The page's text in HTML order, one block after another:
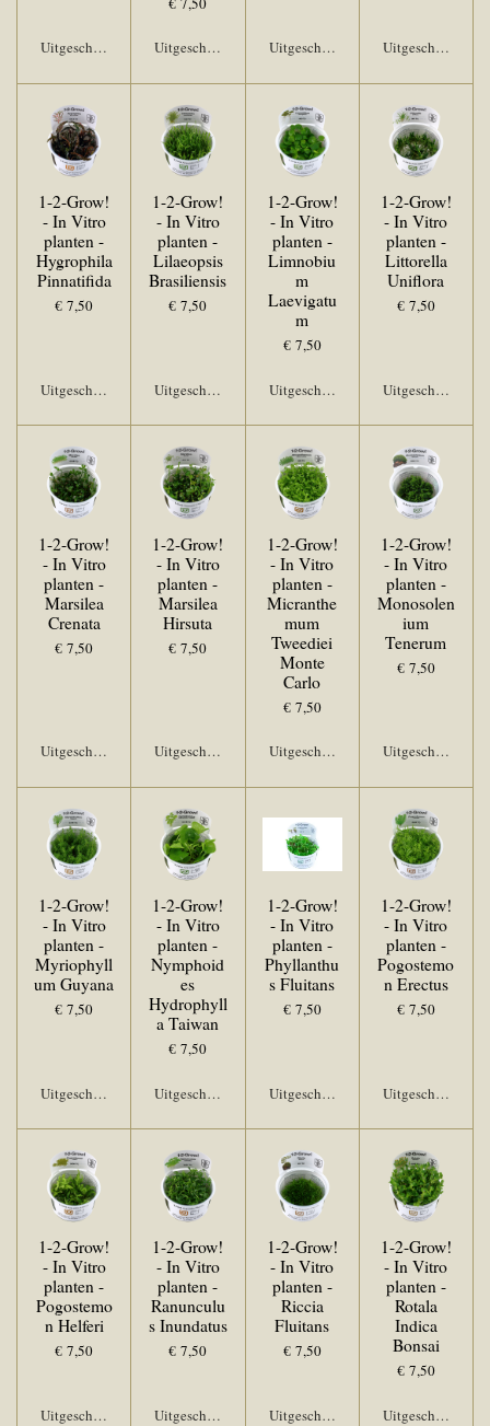
Uitgeschakeld Uitgeschakeld Uitgeschakeld Uitgeschakeld
1-2-Grow!
- In Vitro
planten -
Hygrophila
Pinnatifida
€ 7,50
Uitgeschakeld
1-2-Grow!
- In Vitro
planten -
Lilaeopsis
Brasiliensis
€ 7,50
Uitgeschakeld
1-2-Grow!
- In Vitro
planten -
Limnobiu
m
Laevigatu
m
€ 7,50
Uitgeschakeld
1-2-Grow!
- In Vitro
planten -
Littorella
Uniflora
€ 7,50
Uitgeschakeld
1-2-Grow!
- In Vitro
planten -
Marsilea
Crenata
€ 7,50
Uitgeschakeld
1-2-Grow!
- In Vitro
planten -
Marsilea
Hirsuta
€ 7,50
Uitgeschakeld
1-2-Grow!
- In Vitro
planten -
Micranthe
mum
Tweediei
Monte
Carlo
€ 7,50
Uitgeschakeld
1-2-Grow!
- In Vitro
planten -
Monosolen
ium
Tenerum
€ 7,50
Uitgeschakeld
1-2-Grow!
- In Vitro
planten -
Myriophyll
um Guyana
€ 7,50
Uitgeschakeld
1-2-Grow!
- In Vitro
planten -
Nymphoid
es
Hydrophyll
a Taiwan
€ 7,50
Uitgeschakeld
1-2-Grow!
- In Vitro
planten -
Phyllanthu
s Fluitans
€ 7,50
Uitgeschakeld
1-2-Grow!
- In Vitro
planten -
Pogostemo
n Erectus
€ 7,50
Uitgeschakeld
1-2-Grow!
- In Vitro
planten -
Pogostemo
n Helferi
€ 7,50
Uitgeschakeld
1-2-Grow!
- In Vitro
planten -
Ranunculu
s Inundatus
€ 7,50
Uitgeschakeld
1-2-Grow!
- In Vitro
planten -
Riccia
Fluitans
€ 7,50
Uitgeschakeld
1-2-Grow!
- In Vitro
planten -
Rotala
Indica
Bonsai
€ 7,50
Uitgeschakeld